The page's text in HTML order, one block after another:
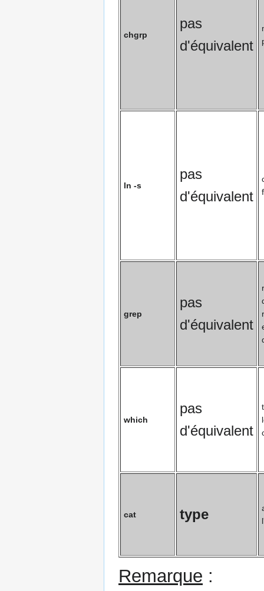
chgrp
pas
d'équivalent
ln -s
pas
d'équivalent
grep
pas
d'équivalent
which
pas
d'équivalent
cat type
Remarque :